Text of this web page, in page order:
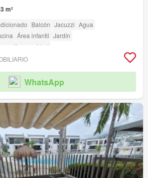
m²
Balcón Jacuzzi Agua
Área infantil Jardín
discapacidad
WhatsApp